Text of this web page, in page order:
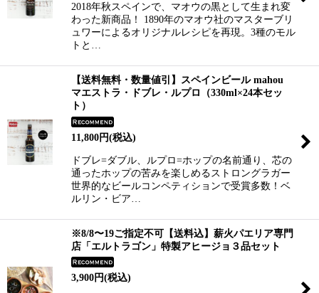
2018年秋スペインで、マオウの黒として生まれ変
わった新商品！ 1890年のマオウ社のマスターブリ
ュワーによるオリジナルレシピを再現。3種のモル
トと…
【送料無料・数量値引】スペインビール mahou
マエストラ・ドブレ・ルプロ（330ml×24本セッ
ト）
11,800円(税込)
ドブレ=ダブル、ルプロ=ホップの名前通り、芯の
通ったホップの苦みを楽しめるストロングラガー
世界的なビールコンペティションで受賞多数！ベ
ルリン・ビア…
※8/8〜19ご指定不可【送料込】薪火パエリア専門
店「エルトラゴン」特製アヒージョ３品セット
3,900円(税込)